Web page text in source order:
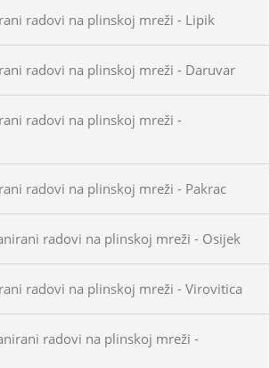
radovi na plinskoj mreži - Lipik
radovi na plinskoj mreži - Daruvar
radovi na plinskoj mreži -
radovi na plinskoj mreži - Pakrac
radovi na plinskoj mreži - Osijek
radovi na plinskoj mreži - Virovitica
radovi na plinskoj mreži -